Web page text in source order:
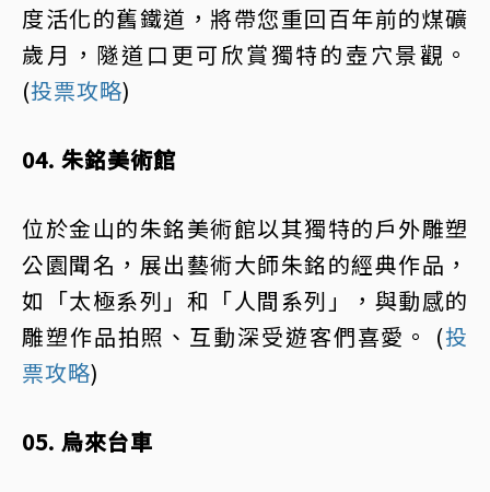
度活化的舊鐵道，將帶您重回百年前的煤礦
歲月，隧道口更可欣賞獨特的壺穴景觀。
(投票攻略)
04. 朱銘美術館
位於金山的朱銘美術館以其獨特的戶外雕塑
公園聞名，展出藝術大師朱銘的經典作品，
如「太極系列」和「人間系列」，與動感的
雕塑作品拍照、互動深受遊客們喜愛。 (投
票攻略)
05. 烏來台車